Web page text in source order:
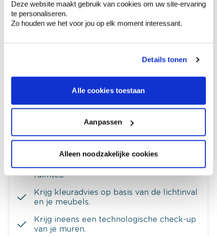
Deze website maakt gebruik van cookies om uw site-ervaring
te personaliseren.
Zo houden we het voor jou op elk moment interessant.
Details tonen
Alle cookies toestaan
Aanpassen
Alleen noodzakelijke cookies
Colora-magazine
Kleuradvies aan huis
Ga samen met de kleuradviseur door je
ruimtes.
Krijg kleuradvies op basis van de lichtinval
en je meubels.
Krijg ineens een technologische check-up
van je muren.